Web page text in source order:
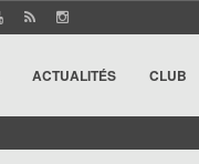
ACTUALITÉS CLUB